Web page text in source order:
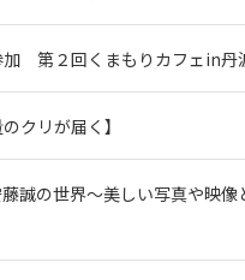
加 第２回くまもりカフェin丹
クリが届く】
誠の世界～美しい写真や映像